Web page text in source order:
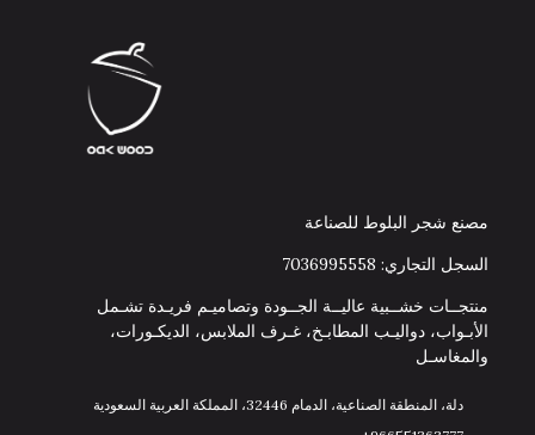
مصنع شجر البلوط للصناعة
السجل التجاري: 7036995558
منتجــات خشــبية عاليــة الجــودة وتصاميـم فريـدة تشـمل
الأبـواب، دواليـب المطابـخ، غـرف الملابس، الديكـورات،
والمغاسـل
دلة، المنطقة الصناعية، الدمام 32446، المملكة العربية السعودية